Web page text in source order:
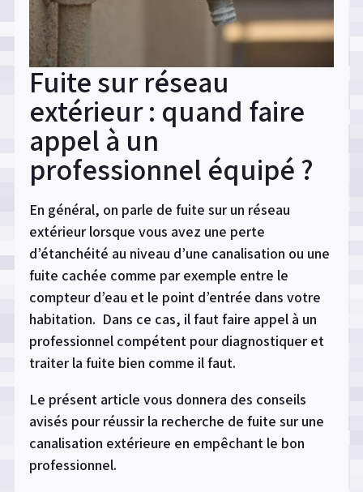
Fuite sur réseau
extérieur : quand faire
appel à un
professionnel équipé ?
En général, on parle de fuite sur un réseau
extérieur lorsque vous avez une perte
d’étanchéité au niveau d’une canalisation ou une
fuite cachée comme par exemple entre le
compteur d’eau et le point d’entrée dans votre
habitation. Dans ce cas, il faut faire appel à un
professionnel compétent pour diagnostiquer et
traiter la fuite bien comme il faut.
Le présent article vous donnera des conseils
avisés pour réussir la recherche de fuite sur une
canalisation extérieure en empêchant le bon
professionnel.